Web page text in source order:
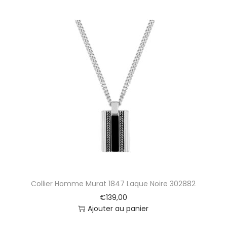
Collier Homme Murat 1847 Laque Noire 302882
€139,00
Ajouter au panier